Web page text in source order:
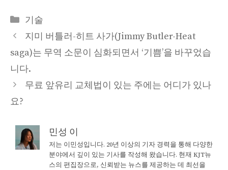
Categories
기술
지미 버틀러-히트 사가(Jimmy Butler-Heat
saga)는 무역 소문이 심화되면서 ‘기쁨’을 바꾸었습
니다.
무료 앞유리 교체법이 있는 주에는 어디가 있나
요?
민성 이
저는 이민성입니다. 20년 이상의 기자 경력을 통해 다양한
분야에서 깊이 있는 기사를 작성해 왔습니다. 현재 KJT뉴
스의 편집장으로, 신뢰받는 뉴스를 제공하는 데 최선을